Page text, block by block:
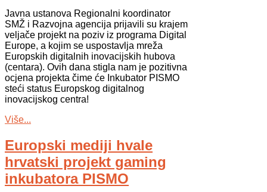
Javna ustanova Regionalni koordinator
SMŽ i Razvojna agencija prijavili su krajem
veljače projekt na poziv iz programa Digital
Europe, a kojim se uspostavlja mreža
Europskih digitalnih inovacijskih hubova
(centara). Ovih dana stigla nam je pozitivna
ocjena projekta čime će Inkubator PISMO
steći status Europskog digitalnog
inovacijskog centra!
Više...
Europski mediji hvale
hrvatski projekt gaming
inkubatora PISMO